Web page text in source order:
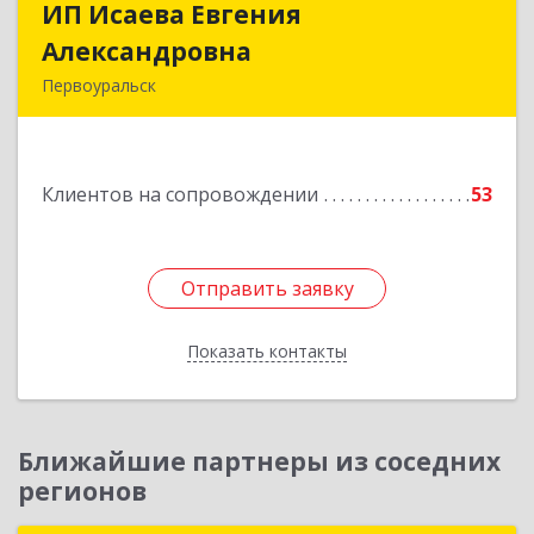
ИП Исаева Евгения
Александровна
Первоуральск
Клиентов на сопровождении 53
Отправить заявку
Показать контакты
ИП Исаева Евгения
Отправить заявку
Назад
Ближайшие партнеры из соседних
регионов